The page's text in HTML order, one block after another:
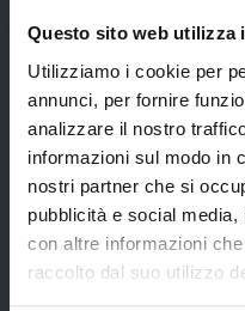
Questo sito web utilizza
Utilizziamo i cookie per
annunci, per fornire
analizzare il nostro
informazioni sul modo in
nostri partner che si
pubblicità e social
con altre informazioni
raccolto dal suo utilizzo
Elezioni del Presidente della
Elezioni provinciali – Archivio
Atti generali
Uffici e orari
Trasparenza – anticorruzione